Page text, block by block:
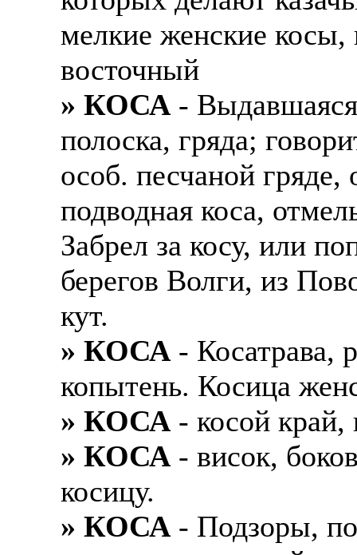
мелкие женские
восточный
» КОСА-
полоска, гряда;
особ. песчаной
подводная коса,
Забрел за косу, или
берегов Волги, из
кут.
» КОСА- Косатрава,
копытень. Косица
» КОСА- косой край,
» КОСА- висок,
косицу.
» КОСА- Подзоры,